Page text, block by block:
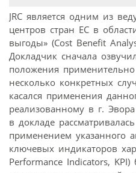
JRC является одним из
центров стран ЕС в
выгоды» (Cost Benefit
Докладчик сначала
положения
несколько конкретных
касался применения
реализованному в г.
в докладе
применением указанного
ключевых индикаторов
Performance Indicators,